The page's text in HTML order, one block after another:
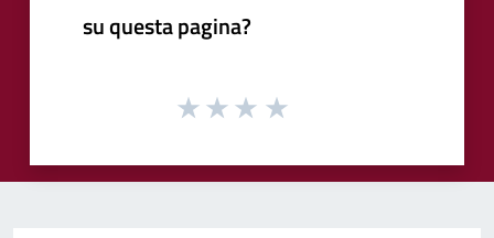
su questa pagina?